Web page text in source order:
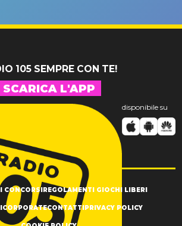
105 SEMPRE CON TE!
SCARICA L'APP
disponibile su
CONCORSIREGOLAMENTI GIOCHI LIBERI
CORPORATECONTATTIPRIVACY POLICY